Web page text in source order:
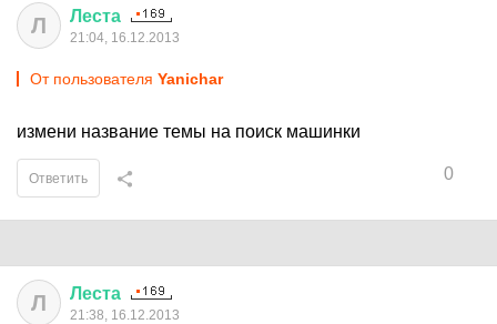
Л Леста
21:04, 16.12.2013
От пользователя Yanichar
измени название темы на поиск машинки
0
Ответить
Л Леста
21:38, 16.12.2013